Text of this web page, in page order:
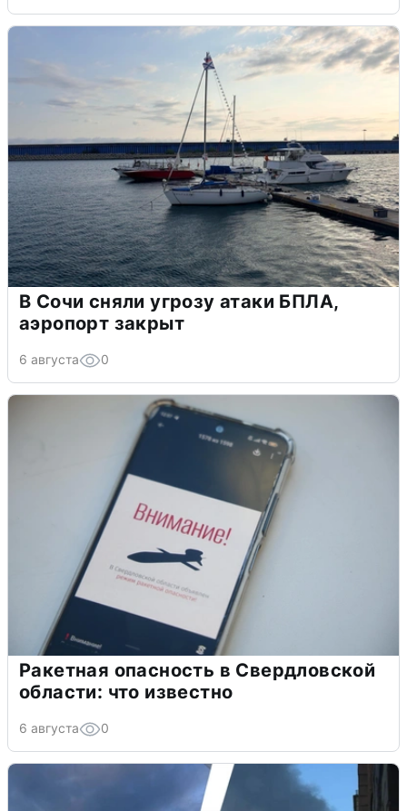
В Сочи сняли угрозу атаки БПЛА,
аэропорт закрыт
6 августа 0
Ракетная опасность в Свердловской
области: что известно
6 августа 0